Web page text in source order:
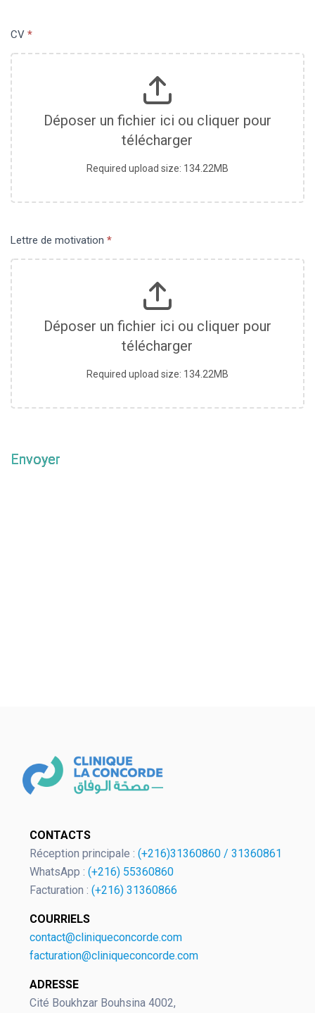
European Commission | Cookies
Policy
CV *
Déposer un fichier ici ou cliquer pour
télécharger
Required upload size: 134.22MB
Lettre de motivation *
Déposer un fichier ici ou cliquer pour
télécharger
Required upload size: 134.22MB
Envoyer
CONTACTS
Réception principale : (+216)31360860 / 31360861
WhatsApp : (+216) 55360860
Facturation : (+216) 31360866
COURRIELS
contact@cliniqueconcorde.com
facturation@cliniqueconcorde.com
ADRESSE
Cité Boukhzar Bouhsina 4002,